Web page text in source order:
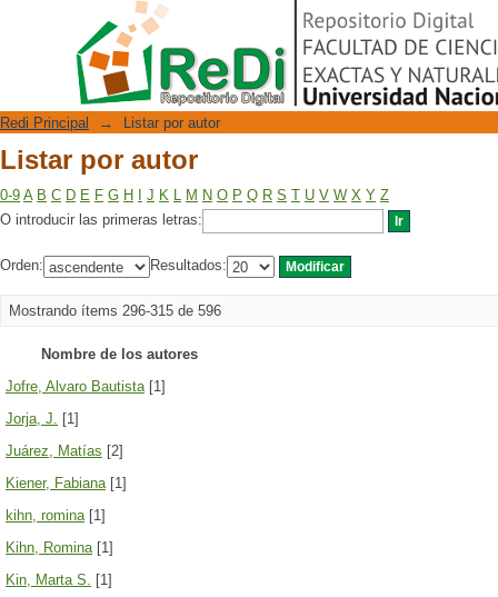
Listar por autor
Repositorio Digital
Redi Principal → Listar por autor
Listar por autor
0-9 A B C D E F G H J K L M N O P Q R S T U V W X Y Z
O introducir las primeras letras:
Orden: Resultados:
Mostrando ítems 296-315 de 596
Nombre de los autores
Jofre, Alvaro Bautista[1]
Jorja, J. [1]
Juárez, Matías [2]
Kiener, Fabiana[1]
kihn, romina[1]
Kihn, Romina[1]
Kin, Marta S. [1]